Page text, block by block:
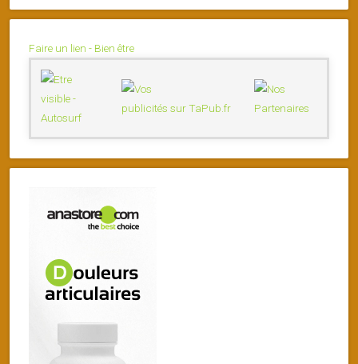
Faire un lien - Bien être